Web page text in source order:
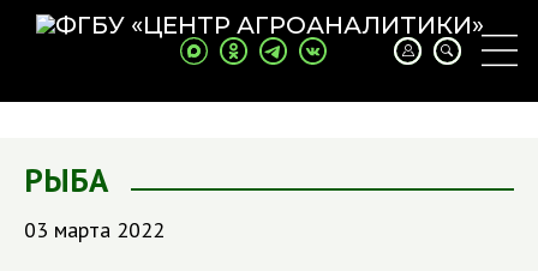
РЫБА
03 марта 2022